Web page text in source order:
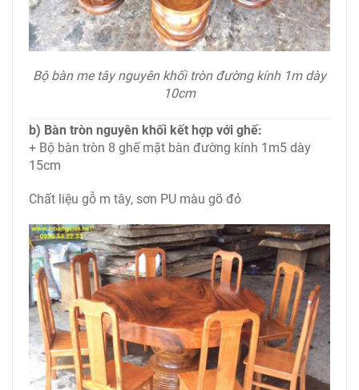
Bộ bàn me tây nguyên khối tròn đường kính 1m dày
10cm
b) Bàn tròn nguyên khối kết hợp với ghế:
+ Bộ bàn tròn 8 ghế mặt bàn đường kính 1m5 dày
15cm
Chất liệu gỗ m tây, sơn PU màu gõ đỏ